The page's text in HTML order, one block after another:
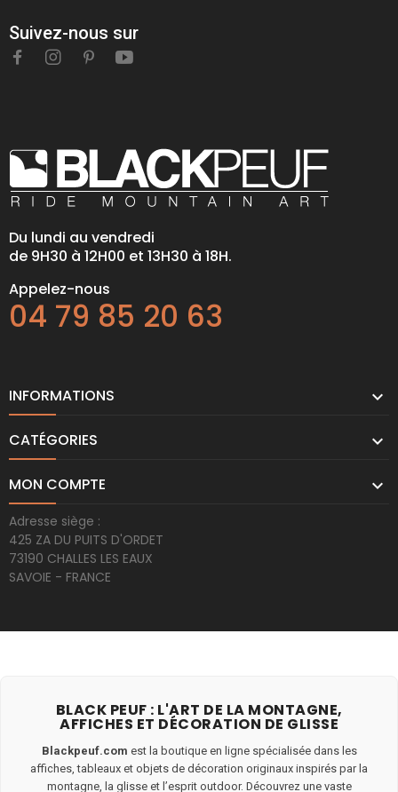
Suivez-nous sur
Du lundi au vendredi
de 9H30 à 12H00 et 13H30 à 18H.
Appelez-nous
04 79 85 20 63
INFORMATIONS 
CATÉGORIES 
MON COMPTE 
Adresse siège :
425 ZA DU PUITS D'ORDET
73190 CHALLES LES EAUX
SAVOIE - FRANCE
BLACK PEUF : L'ART DE LA MONTAGNE,
AFFICHES ET DÉCORATION DE GLISSE
Blackpeuf.com est la boutique en ligne spécialisée dans les
affiches, tableaux et objets de décoration originaux inspirés par la
montagne, la glisse et l’esprit outdoor. Découvrez une vaste